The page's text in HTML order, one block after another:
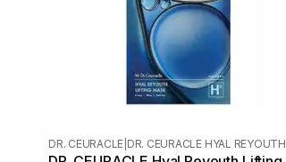
DR. CEURACLE DR. CEURACLE HYAL REYOUTH